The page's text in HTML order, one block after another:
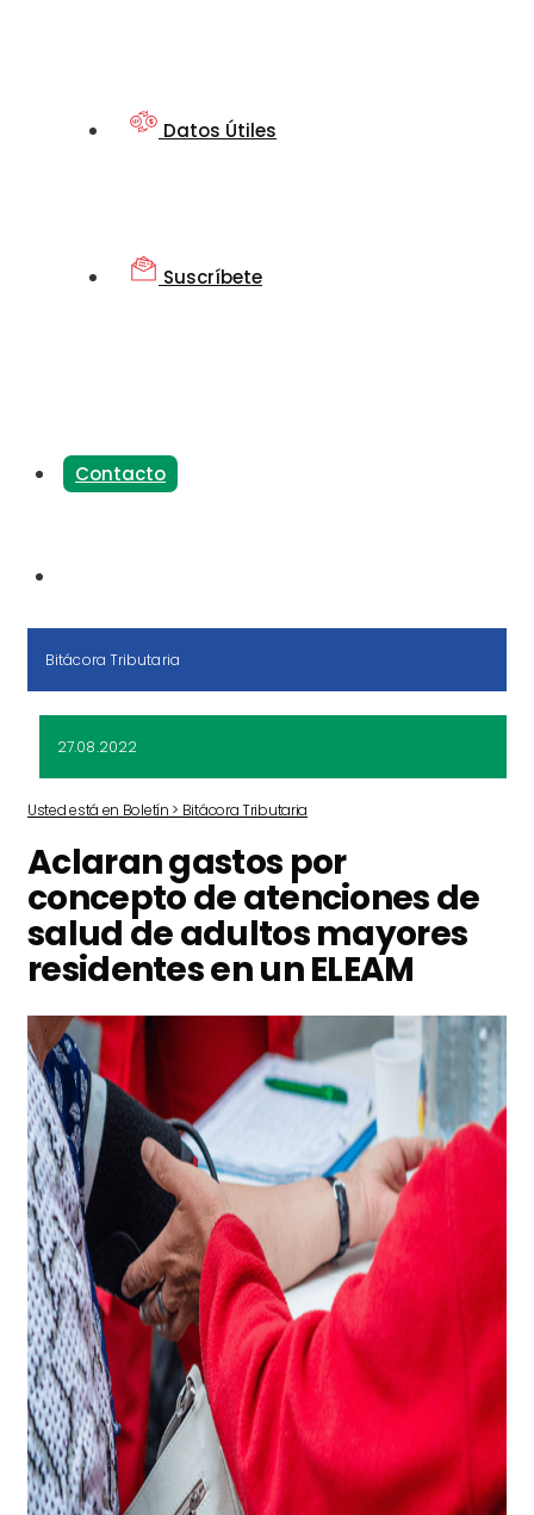
Datos Útiles
Suscríbete
Contacto
Bitácora Tributaria
27.08.2022
Usted está en Boletín > Bitácora Tributaria
Aclaran gastos por
concepto de atenciones de
salud de adultos mayores
residentes en un ELEAM